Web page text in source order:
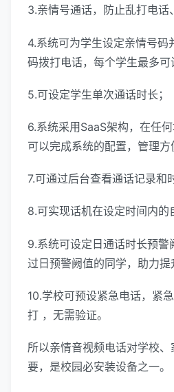
3.亲情号通话，防止乱打电话
4.系统可为学生设定亲情号码
码拨打电话，每个学生最多可
5.可设定学生单次通话时长；
6.系统采用SaaS架构，在任
可以完成系统的配置，管理方
7.可通过后台查看通话记录和
8.可实现话机在设定时间内的
9.系统可设定日通话时长预警
过日预警阙值的同学，助力提
10.学校可预设紧急电话，紧
打 ，无需验证。
所以亲情音视频电话对学校
要，是校园必安装设备之一。